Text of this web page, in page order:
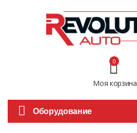
Моя корзина
0
Оборудование